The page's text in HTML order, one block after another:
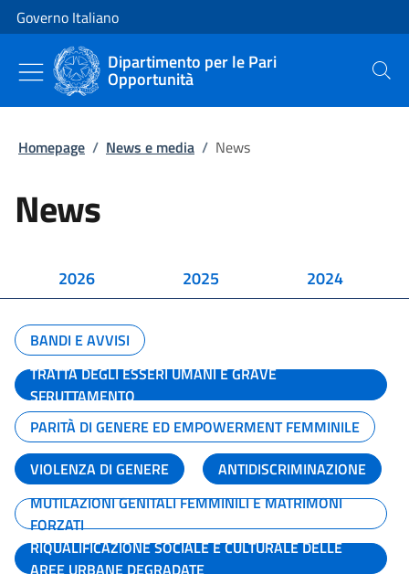
Vai al contenuto
Vai alla navigazione del sito
Governo Italiano
Dipartimento per le Pari
Opportunità Cerca
Homepage / News e media / News
News
2026 2025 2024
BANDI E AVVISI
TRATTA DEGLI ESSERI UMANI E GRAVE
SFRUTTAMENTO
PARITÀ DI GENERE ED EMPOWERMENT FEMMINILE
VIOLENZA DI GENERE
ANTIDISCRIMINAZIONE
MUTILAZIONI GENITALI FEMMINILI E MATRIMONI
FORZATI
RIQUALIFICAZIONE SOCIALE E CULTURALE DELLE
AREE URBANE DEGRADATE